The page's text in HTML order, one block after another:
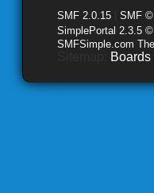
SMF 2.0.15 SMF ©
SimplePortal 2.3.5
SMFSimple.com
Boards